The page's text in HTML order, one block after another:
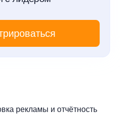
рекламы и отчётность